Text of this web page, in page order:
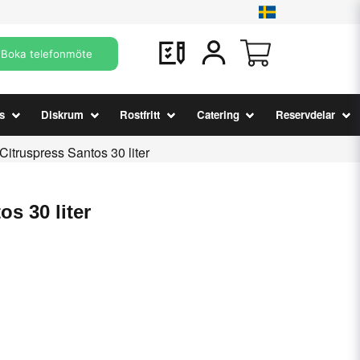
Boka telefonmöte
Diskrum Rostfritt Catering Reservdelar
Citruspress Santos 30 liter
30 liter